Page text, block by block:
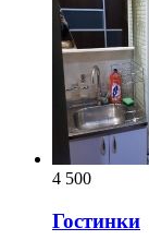
4 500
Гостинки